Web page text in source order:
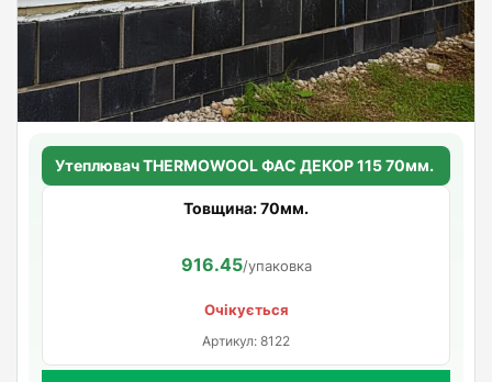
Утеплювач THERMOWOOL ФАС ДЕКОР 115 70мм.
Товщина: 70мм.
916.45/упаковка
Очікується
Артикул: 8122